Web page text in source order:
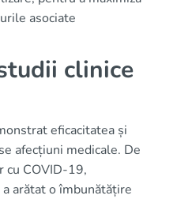
asociate
clinice
eficacitatea și
afecțiuni medicale. De
cu COVID-19,
arătat o îmbunătățire